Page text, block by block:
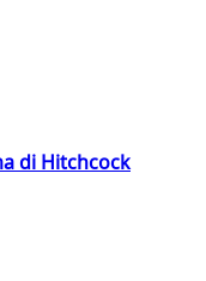
di Hitchcock